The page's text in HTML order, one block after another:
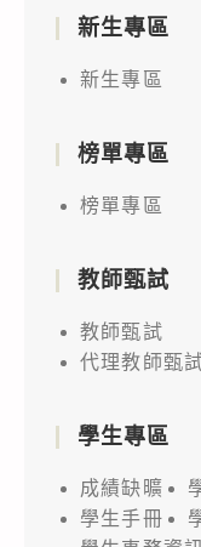
新生專區
新生專區
榜單專區
榜單專區
教師甄試
教師甄試
代理教師甄
學生專區
成績缺曠
學生手冊